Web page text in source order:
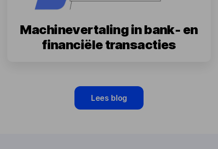
Machinevertaling in bank- en
financiële transacties
Lees blog